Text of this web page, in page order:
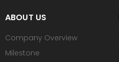
ABOUT US
Company Overview
Milestone